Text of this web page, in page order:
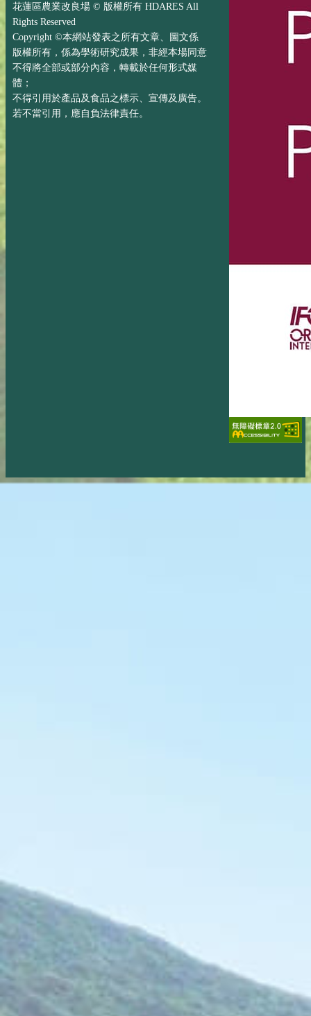
花蓮區農業改良場 © 版權所有 HDARES All
Rights Reserved
Copyright ©本網站發表之所有文章、圖文係
版權所有，係為學術研究成果，非經本場同意
不得將全部或部分內容，轉載於任何形式媒
體；
不得引用於產品及食品之標示、宣傳及廣告。
若不當引用，應自負法律責任。